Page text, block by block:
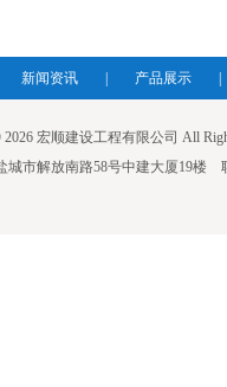
新闻资讯 | 产品展示 |
宏顺建设工程有限公司 All
城市解放南路58号中建大厦19楼